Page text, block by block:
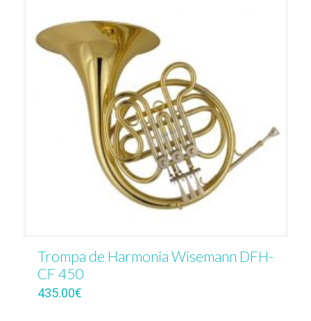
Trompa de Harmonia Wisemann DFH-
CF 450
435.00€